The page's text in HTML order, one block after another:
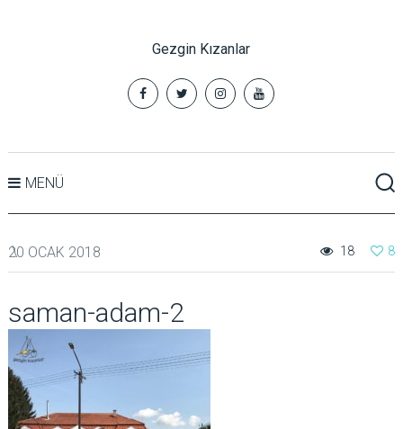
Gezgin Kızanlar
MENÜ
20 OCAK 2018 8
18
saman-adam-2